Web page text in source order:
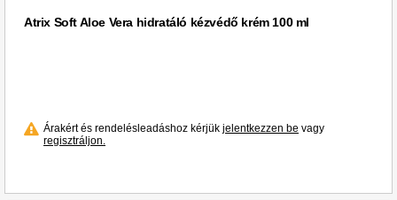
Atrix Soft Aloe Vera hidratáló kézvédő krém 100 ml
Árakért és rendelésleadáshoz kérjük jelentkezzen be vagy
regisztráljon.